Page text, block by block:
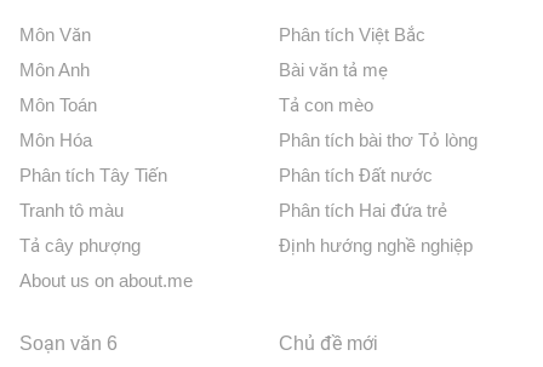
Môn Văn
Môn Anh
Môn Toán
Môn Hóa
Phân tích Tây Tiến
Tranh tô màu
Tả cây phượng
About us on about.me
Phân tích Việt Bắc
Bài văn tả mẹ
Tả con mèo
Phân tích bài thơ Tỏ lòng
Phân tích Đất nước
Phân tích Hai đứa trẻ
Định hướng nghề nghiệp
Soạn văn 6 Chủ đề mới